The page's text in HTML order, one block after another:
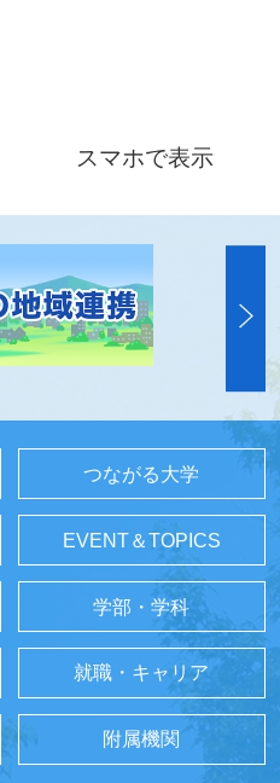
スマホで表示
つながる大学
EVENT＆TOPICS
学部・学科
就職・キャリア
附属機関